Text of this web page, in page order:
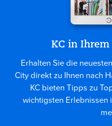
KC in Ihrem
Erhalten Sie die
City direkt zu Ihnen nach
KC bieten Tipps zu
wichtigsten Erlebnissen